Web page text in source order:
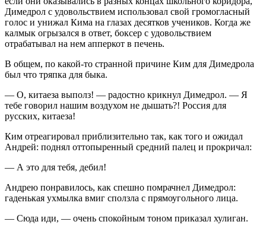
Димедрол с удовольствием использовал свой громогласный
голос и унижал Кима на глазах десятков учеников. Когда же
калмык огрызался в ответ, боксер с удовольствием
отрабатывал на нем апперкот в печень.
В общем, по какой-то странной причине Ким для Димедрола
был что тряпка для быка.
— О, китаеза выполз! — радостно крикнул Димедрол. — Я
тебе говорил нашим воздухом не дышать?! Россия для
русских, китаеза!
Ким отреагировал приблизительно так, как того и ожидал
Андрей: поднял оттопыренный средний палец и прокричал:
— А это для тебя, дебил!
Андрею понравилось, как спешно помрачнел Димедрол:
гаденькая ухмылка вмиг сползла с прямоугольного лица.
— Сюда иди, — очень спокойным тоном приказал хулиган.